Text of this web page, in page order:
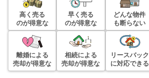
所在地 福岡県宗像市陵厳寺4丁目1-1
売却相場価格：1,600万円
アーサー宗像リバティヒルズ
所在地 福岡県宗像市自由ヶ丘2丁目17-2
売却相場価格：1,600万円
高く売る
のが得意な
早く売る
のが得意な
どんな物件
も断らない
離婚による
売却が得意な
相続による
売却が得意な
リースバック
に対応できる